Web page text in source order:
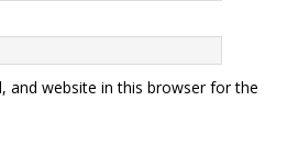
and website in this browser for the